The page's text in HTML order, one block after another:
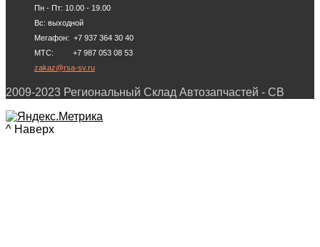
Пн - Пт: 10.00 - 19.00
Вс: выходной
Мегафон: +7 937 364 30 40
МТС: +7 987 053 08 53
zakaz@rsa-sv.ru
2009-2023 Региональный Склад Автозапчастей - СВ
^ Наверх